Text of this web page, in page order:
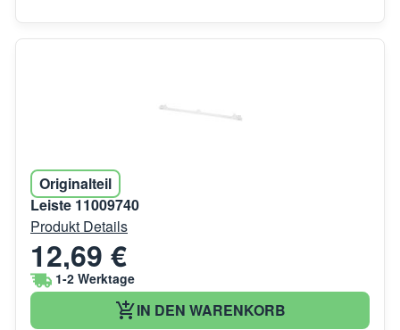
Originalteil
Leiste 11009740
Produkt Details
12,69 €
1-2 Werktage
IN DEN WARENKORB